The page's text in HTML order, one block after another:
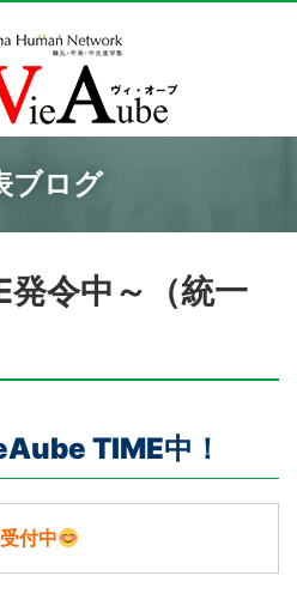
ブログ
令中～（統一
TIME中！
付中